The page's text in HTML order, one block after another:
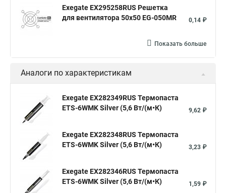
Exegate EX295258RUS Решетка
для вентилятора 50х50 EG-050MR
0,14 ₽
Показать больше
Аналоги по характеристикам
Exegate EX282349RUS Термопаста
ETS-6WMK Silver (5,6 Вт/(м•К)
9,62 ₽
Exegate EX282348RUS Термопаста
ETS-6WMK Silver (5,6 Вт/(м•К)
3,23 ₽
Exegate EX282346RUS Термопаста
ETS-6WMK Silver (5,6 Вт/(м•К)
1,59 ₽